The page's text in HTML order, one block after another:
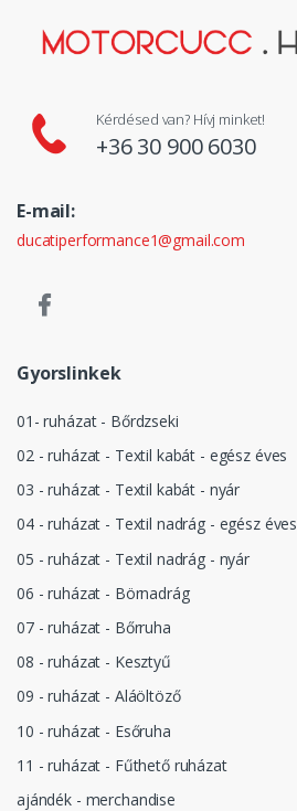
Kérdésed van? Hívj minket!
+36 30 900 6030
E-mail:
ducatiperformance1@gmail.com
Gyorslinkek
01- ruházat - Bőrdzseki
02 - ruházat - Textil kabát - egész éves
03 - ruházat - Textil kabát - nyár
04 - ruházat - Textil nadrág - egész éves
05 - ruházat - Textil nadrág - nyár
06 - ruházat - Börnadrág
07 - ruházat - Bőrruha
08 - ruházat - Kesztyű
09 - ruházat - Aláöltöző
10 - ruházat - Esőruha
11 - ruházat - Fűthető ruházat
ajándék - merchandise